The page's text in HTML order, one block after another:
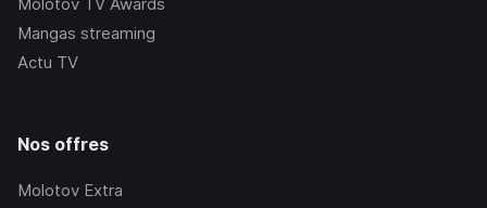
Mangas streaming
Actu TV
Nos offres
Molotov Extra